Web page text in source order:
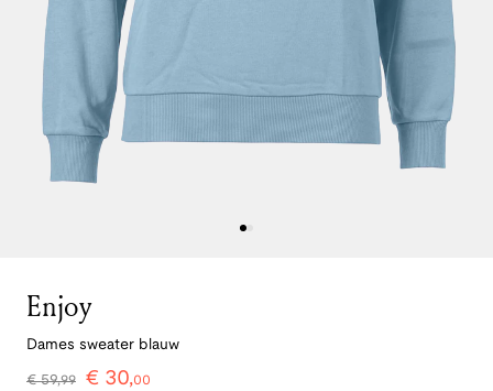
Enjoy
Dames sweater blauw
€59,99 € 30,00